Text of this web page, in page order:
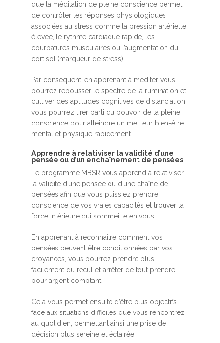
que la méditation de pleine conscience permet
de contrôler les réponses physiologiques
associées au stress comme la pression artérielle
élevée, le rythme cardiaque rapide, les
courbatures musculaires ou l’augmentation du
cortisol (marqueur de stress).
Par conséquent, en apprenant à méditer vous
pourrez repousser le spectre de la rumination et
cultiver des aptitudes cognitives de distanciation,
vous pourrez tirer parti du pouvoir de la pleine
conscience pour atteindre un meilleur bien-être
mental et physique rapidement.
Apprendre à relativiser la validité d’une
pensée ou d’un enchaînement de pensées
Le programme MBSR vous apprend à relativiser
la validité d’une pensée ou d’une chaîne de
pensées afin que vous puissiez prendre
conscience de vos vraies capacités et trouver la
force intérieure qui sommeille en vous.
En apprenant à reconnaître comment vos
pensées peuvent être conditionnées par vos
croyances, vous pourrez prendre plus
facilement du recul et arrêter de tout prendre
pour argent comptant.
Cela vous permet ensuite d’être plus objectifs
face aux situations difficiles que vous rencontrez
au quotidien, permettant ainsi une prise de
décision plus sereine et éclairée.